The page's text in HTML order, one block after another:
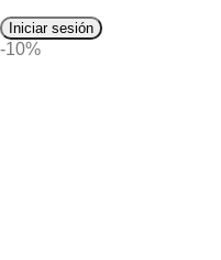
Iniciar sesión
-10%